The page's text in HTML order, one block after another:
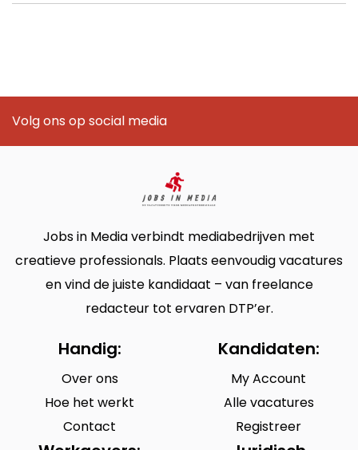
Volg ons op social media
Jobs in Media verbindt mediabedrijven met
creatieve professionals. Plaats eenvoudig vacatures
en vind de juiste kandidaat – van freelance
redacteur tot ervaren DTP’er.
Handig:
Over ons
Hoe het werkt
Contact
Kandidaten:
My Account
Alle vacatures
Registreer